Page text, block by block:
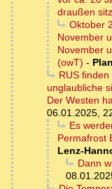
draußen
Oktober
November
November
(owT) -
RUS
unglaubliche
Der Westen
06.01.2025,
Es
Permafrost
Lenz-
Dann